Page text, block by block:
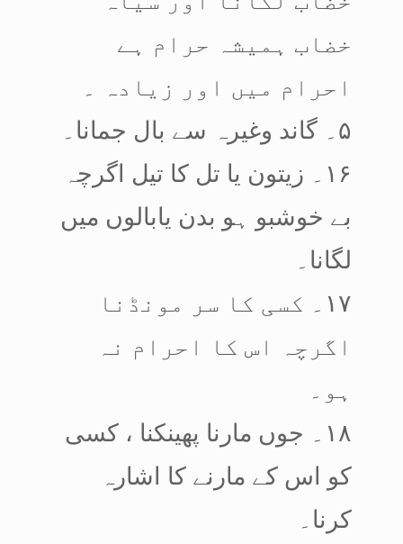
خضاب ہمیشہ حرام ہے
احرام میں اور زیادہ ۔
۵۔ گاند وغیرہ سے بال جمانا۔
۱۶۔ زیتون یا تل کا تیل اگرچہ
بے خوشبو ہو بدن یابالوں میں
لگانا۔
۱۷۔ کسی کا سر مونڈنا
اگرچہ اس کا احرام نہ
ہو۔
۱۸۔ جوں مارنا پھینکنا ، کسی
کو اس کے مارنے کا اشارہ
کرنا۔